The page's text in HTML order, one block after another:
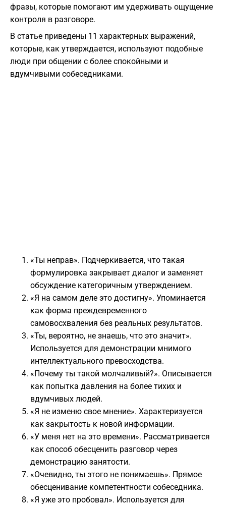
фразы, которые помогают им удерживать ощущение
контроля в разговоре.
В статье приведены 11 характерных выражений,
которые, как утверждается, используют подобные
люди при общении с более спокойными и
вдумчивыми собеседниками.
«Ты неправ». Подчеркивается, что такая
формулировка закрывает диалог и заменяет
обсуждение категоричным утверждением.
«Я на самом деле это достигну». Упоминается
как форма преждевременного
самовосхваления без реальных результатов.
«Ты, вероятно, не знаешь, что это значит».
Используется для демонстрации мнимого
интеллектуального превосходства.
«Почему ты такой молчаливый?». Описывается
как попытка давления на более тихих и
вдумчивых людей.
«Я не изменю свое мнение». Характеризуется
как закрытость к новой информации.
«У меня нет на это времени». Рассматривается
как способ обесценить разговор через
демонстрацию занятости.
«Очевидно, ты этого не понимаешь». Прямое
обесценивание компетентности собеседника.
«Я уже это пробовал». Используется для